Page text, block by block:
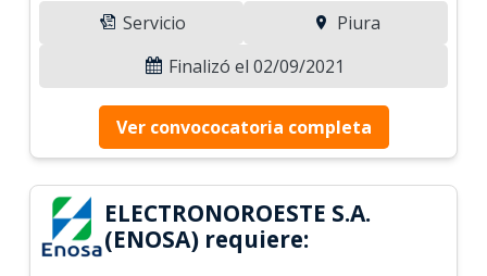
Servicio
Piura
Finalizó el 02/09/2021
Ver convococatoria completa
ELECTRONOROESTE S.A.
(ENOSA) requiere: